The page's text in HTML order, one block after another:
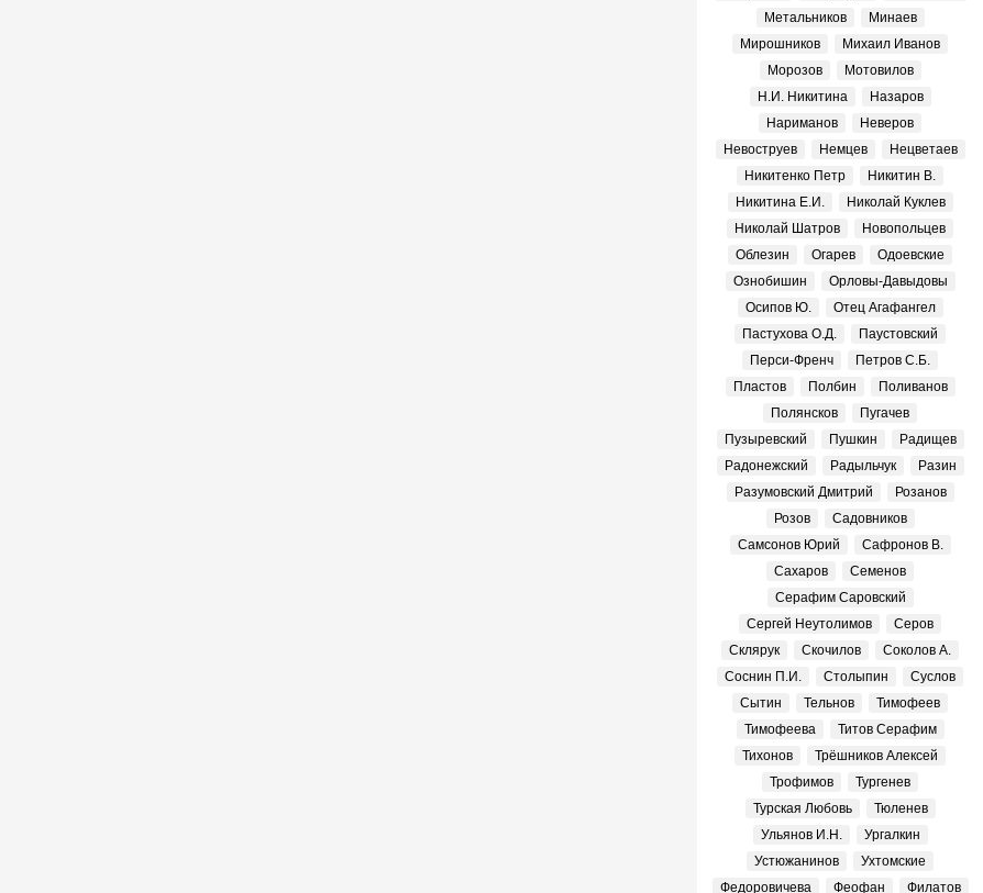
Метальников
Минаев
Мирошников
Михаил Иванов
Морозов
Мотовилов
Н.И. Никитина
Назаров
Нариманов
Неверов
Невоструев
Немцев
Нецветаев
Никитенко Петр
Никитин В.
Никитина Е.И.
Николай Куклев
Николай Шатров
Новопольцев
Облезин
Огарев
Одоевские
Ознобишин
Орловы-Давыдовы
Осипов Ю.
Отец Агафангел
Пастухова О.Д.
Паустовский
Перси-Френч
Петров С.Б.
Пластов
Полбин
Поливанов
Полянсков
Пугачев
Пузыревский
Пушкин
Радищев
Радонежский
Радыльчук
Разин
Разумовский Дмитрий
Розанов
Розов
Садовников
Самсонов Юрий
Сафронов В.
Сахаров
Семенов
Серафим Саровский
Сергей Неутолимов
Серов
Склярук
Скочилов
Соколов А.
Соснин П.И.
Столыпин
Суслов
Сытин
Тельнов
Тимофеев
Тимофеева
Титов Серафим
Тихонов
Трёшников Алексей
Трофимов
Тургенев
Турская Любовь
Тюленев
Ульянов И.Н.
Ургалкин
Устюжанинов
Ухтомские
Федоровичева
Феофан Филатов